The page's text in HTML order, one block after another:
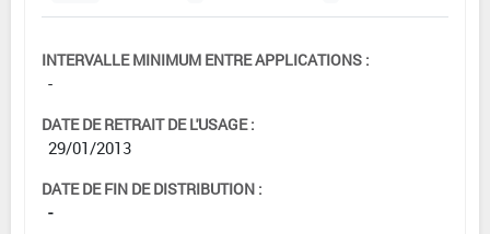
INTERVALLE MINIMUM ENTRE APPLICATIONS :
-
DATE DE RETRAIT DE L'USAGE :
29/01/2013
DATE DE FIN DE DISTRIBUTION :
-